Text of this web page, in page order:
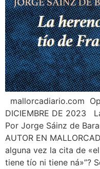
mallorcadiario.com
DICIEMBRE DE 2023
Por Jorge Sáinz de
AUTOR EN
alguna vez la cita de
tiene tío ni tiene ná»”?